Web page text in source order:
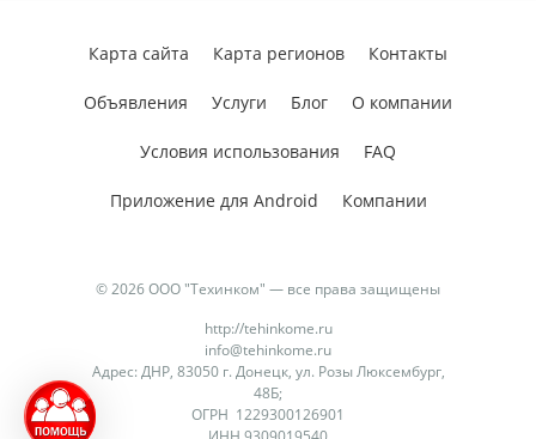
© 2026 ООО "Техинком" — все права защищены
http://tehinkome.ru
info@tehinkome.ru
Адрес: ДНР, 83050 г. Донецк, ул. Розы Люксембург,
48Б;
ОГРН 1229300126901
Карта сайта Карта регионов Контакты
Объявления Услуги Блог О компании
Условия использования FAQ
Приложение для Android Компании